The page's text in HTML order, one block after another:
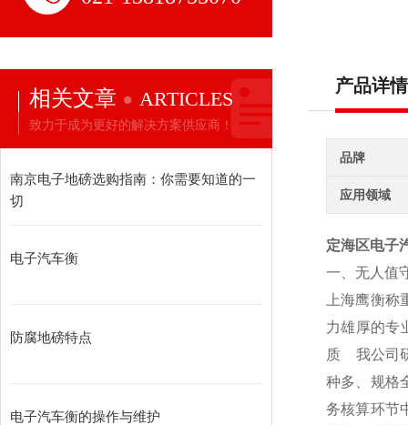
相关文章 ARTICLES
致力于成为更好的解决方案供应商！
南京电子地磅选购指南：你需要知道的一
切
电子汽车衡
防腐地磅特点
电子汽车衡的操作与维护
产品详情
品牌
应用领域
定海区电子
一、无人值
上海鹰衡
力雄厚的专
质
我公司
种多、规格
务核算环节